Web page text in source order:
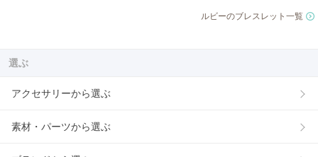
ルビーのブレスレット一覧
選ぶ
アクセサリーから選ぶ
素材・パーツから選ぶ